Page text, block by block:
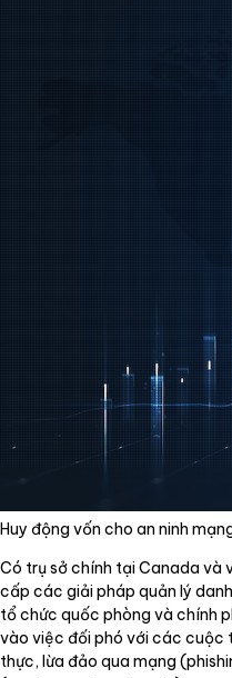
Huy động vốn cho an ninh
Có trụ sở chính tại Canada và
cấp các giải pháp quản lý
tổ chức quốc phòng và chính
vào việc đối phó với các cuộc
thực, lừa đảo qua mạng